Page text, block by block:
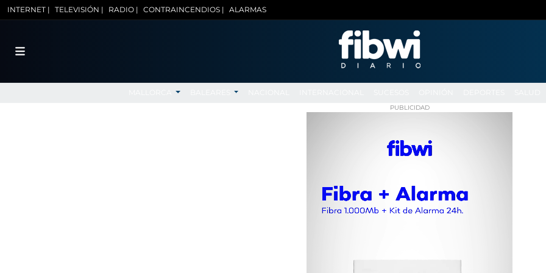
INTERNET | TELEVISIÓN | RADIO | CONTRAINCENDIOS | ALARMAS